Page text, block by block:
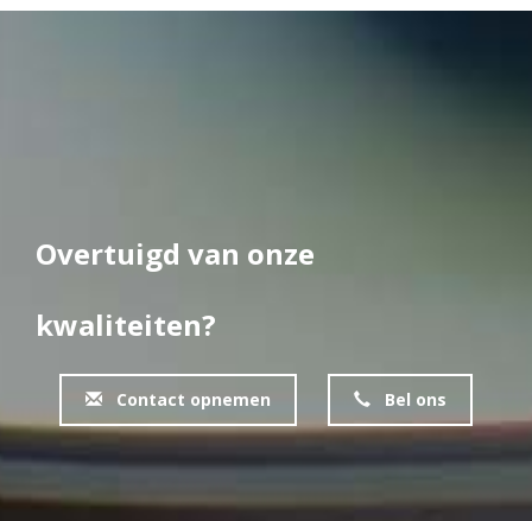
Overtuigd van onze
kwaliteiten?
Contact opnemen Bel ons